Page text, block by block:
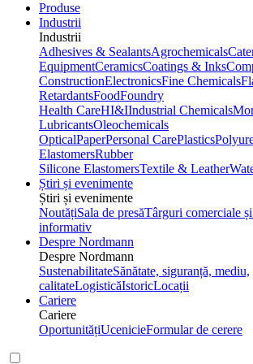
Produse
Industrii
Industrii
Adhesives & SealantsAgrochemicals
EquipmentCeramicsCoatings & Inks
ConstructionElectronicsFine Chemicals
RetardantsFoodFoundry
Health CareHI&IIndustrial Chemicals
LubricantsOleochemicals
OpticalPaperPersonal CarePlastics
ElastomersRubber
Silicone ElastomersTextile & Leather
Știri și evenimente
Știri și evenimente
NoutățiSala de presăTârguri comerciale
informativ
Despre Nordmann
Despre Nordmann
SustenabilitateSănătate, siguranță, mediu,
calitateLogisticăIstoricLocații
Cariere
Cariere
OportunitățiUcenicieFormular de cerere